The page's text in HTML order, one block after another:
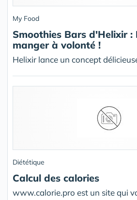
My Food
Smoothies Bars d'Helixir :
manger à volonté !
Helixir lance un concept
Diététique
Calcul des calories
www.calorie.pro est un site qui